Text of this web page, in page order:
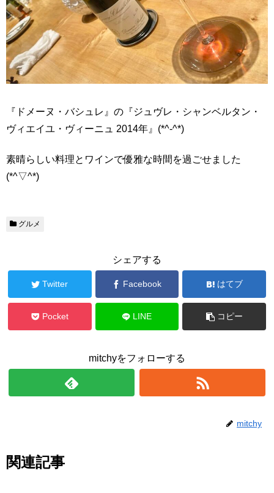
『ドメーヌ・バシュレ』の『ジュヴレ・シャンベルタン・
ヴィエイユ・ヴィーニュ 2014年』(*^-^*)
素晴らしい料理とワインで優雅な時間を過ごせました
(*^▽^*)
グルメ
シェアする
Twitter Facebook はてブ
Pocket LINE コピー
mitchyをフォローする
mitchy
関連記事